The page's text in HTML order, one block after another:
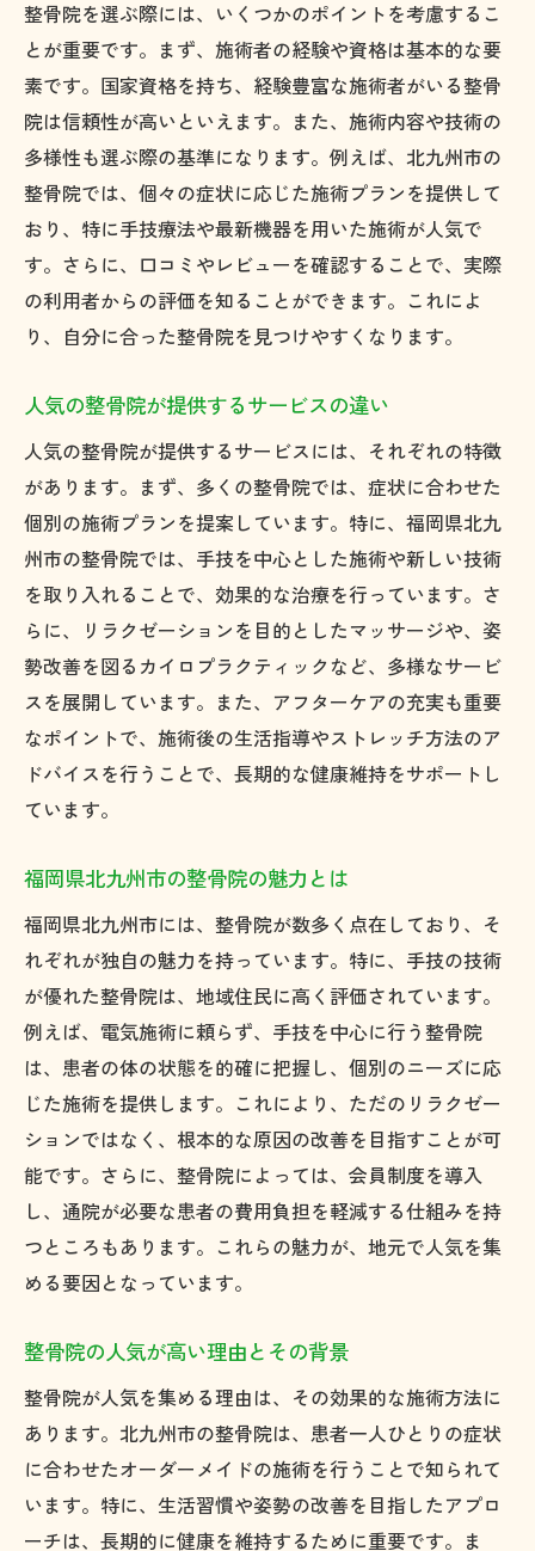
整骨院を選ぶ際には、いくつかのポイントを考慮するこ
とが重要です。まず、施術者の経験や資格は基本的な要
素です。国家資格を持ち、経験豊富な施術者がいる整骨
院は信頼性が高いといえます。また、施術内容や技術の
多様性も選ぶ際の基準になります。例えば、北九州市の
整骨院では、個々の症状に応じた施術プランを提供して
おり、特に手技療法や最新機器を用いた施術が人気で
す。さらに、口コミやレビューを確認することで、実際
の利用者からの評価を知ることができます。これによ
り、自分に合った整骨院を見つけやすくなります。
人気の整骨院が提供するサービスの違い
人気の整骨院が提供するサービスには、それぞれの特徴
があります。まず、多くの整骨院では、症状に合わせた
個別の施術プランを提案しています。特に、福岡県北九
州市の整骨院では、手技を中心とした施術や新しい技術
を取り入れることで、効果的な治療を行っています。さ
らに、リラクゼーションを目的としたマッサージや、姿
勢改善を図るカイロプラクティックなど、多様なサービ
スを展開しています。また、アフターケアの充実も重要
なポイントで、施術後の生活指導やストレッチ方法のア
ドバイスを行うことで、長期的な健康維持をサポートし
ています。
福岡県北九州市の整骨院の魅力とは
福岡県北九州市には、整骨院が数多く点在しており、そ
れぞれが独自の魅力を持っています。特に、手技の技術
が優れた整骨院は、地域住民に高く評価されています。
例えば、電気施術に頼らず、手技を中心に行う整骨院
は、患者の体の状態を的確に把握し、個別のニーズに応
じた施術を提供します。これにより、ただのリラクゼー
ションではなく、根本的な原因の改善を目指すことが可
能です。さらに、整骨院によっては、会員制度を導入
し、通院が必要な患者の費用負担を軽減する仕組みを持
つところもあります。これらの魅力が、地元で人気を集
める要因となっています。
整骨院の人気が高い理由とその背景
整骨院が人気を集める理由は、その効果的な施術方法に
あります。北九州市の整骨院は、患者一人ひとりの症状
に合わせたオーダーメイドの施術を行うことで知られて
います。特に、生活習慣や姿勢の改善を目指したアプロ
ーチは、長期的に健康を維持するために重要です。ま